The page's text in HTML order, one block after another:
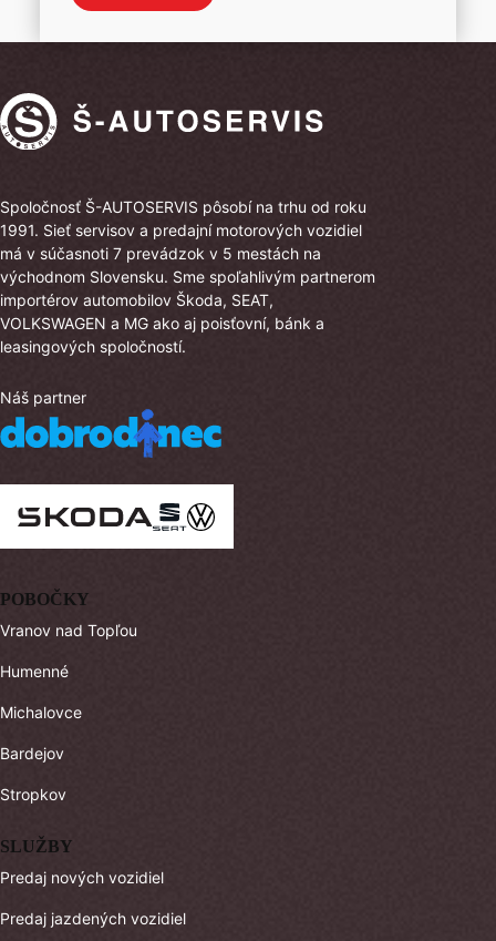
Spoločnosť Š-AUTOSERVIS pôsobí na trhu od roku
1991. Sieť servisov a predajní motorových vozidiel
má v súčasnoti 7 prevádzok v 5 mestách na
východnom Slovensku. Sme spoľahlivým partnerom
importérov automobilov Škoda, SEAT,
VOLKSWAGEN a MG ako aj poisťovní, bánk a
leasingových spoločností.
Náš partner
POBOČKY
Vranov nad Topľou
Humenné
Michalovce
Bardejov
Stropkov
SLUŽBY
Predaj nových vozidiel
Predaj jazdených vozidiel